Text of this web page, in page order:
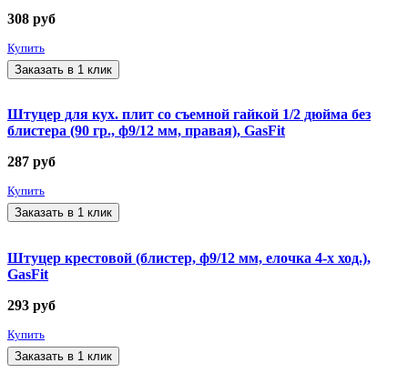
308 руб
Купить
Заказать в 1 клик
Штуцер для кух. плит со съемной гайкой 1/2 дюйма без
блистера (90 гр., ф9/12 мм, правая), GasFit
287 руб
Купить
Заказать в 1 клик
Штуцер крестовой (блистер, ф9/12 мм, елочка 4-х ход.),
GasFit
293 руб
Купить
Заказать в 1 клик